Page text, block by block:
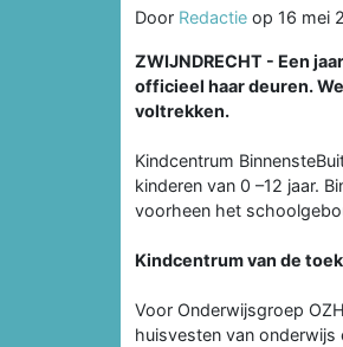
Door Redactie op 16 mei
ZWIJNDRECHT - Een
officieel haar deuren.
voltrekken.
Kindcentrum
kinderen van 0 –12 jaar.
voorheen het
Kindcentrum van de
Voor Onderwijsgroep
huisvesten van onderwijs